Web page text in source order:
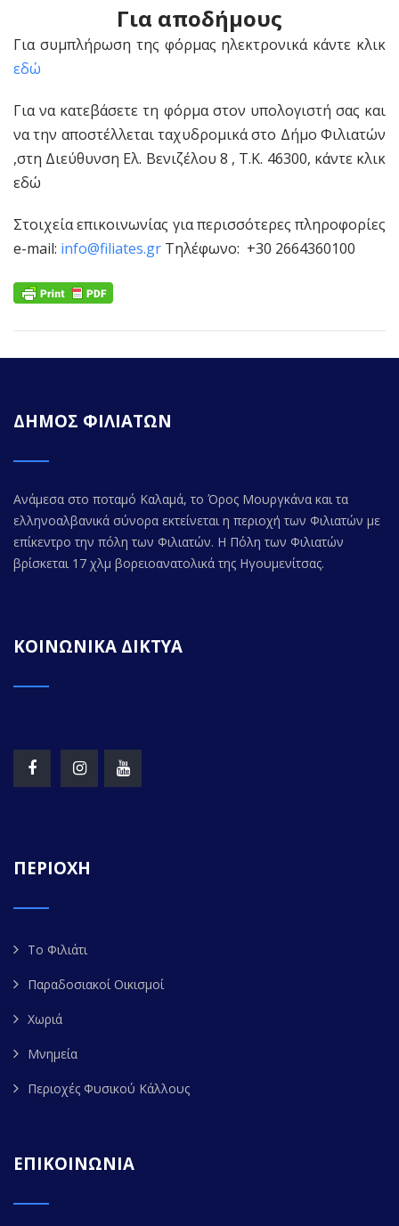
Για αποδήμους
Για συμπλήρωση της φόρμας ηλεκτρονικά κάντε κλικ
εδώ
Για να κατεβάσετε τη φόρμα στον υπολογιστή σας και
να την αποστέλλεται ταχυδρομικά στο Δήμο Φιλιατών
,στη Διεύθυνση Ελ. Βενιζέλου 8 , Τ.Κ. 46300, κάντε κλικ
εδώ
Στοιχεία επικοινωνίας για περισσότερες πληροφορίες
e-mail: info@filiates.gr Τηλέφωνο: +30 2664360100
ΔΗΜΟΣ ΦΙΛΙΑΤΩΝ
Ανάμεσα στο ποταμό Καλαμά, το Όρος Μουργκάνα και τα
ελληνοαλβανικά σύνορα εκτείνεται η περιοχή των Φιλιατών με
επίκεντρο την πόλη των Φιλιατών. Η Πόλη των Φιλιατών
βρίσκεται 17 χλμ βορειοανατολικά της Ηγουμενίτσας.
ΚΟΙΝΩΝΙΚΑ ΔΙΚΤΥΑ
ΠΕΡΙΟΧΗ
Το Φιλιάτι
Παραδοσιακοί Οικισμοί
Χωριά
Μνημεία
Περιοχές Φυσικού Κάλλους
ΕΠΙΚΟΙΝΩΝΙΑ